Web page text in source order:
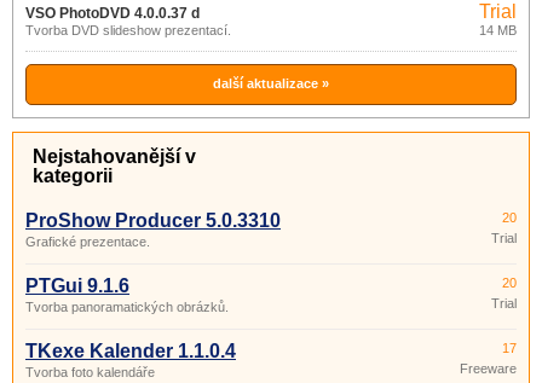
VSO PhotoDVD 4.0.0.37 d
Tvorba DVD slideshow prezentací.
Trial
14 MB
další aktualizace »
Nejstahovanější v
kategorii
ProShow Producer 5.0.3310
Grafické prezentace.
20
Trial
PTGui 9.1.6
Tvorba panoramatických obrázků.
20
Trial
TKexe Kalender 1.1.0.4
Tvorba foto kalendáře
17
Freeware